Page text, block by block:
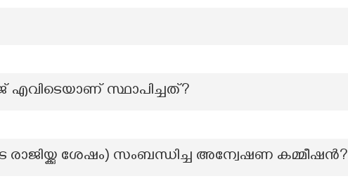
എവിടെയാണ് സ്ഥാപിച്ചത്?
ശേഷം) സംബന്ധിച്ച അന്വേഷണ കമ്മീഷന്‍?